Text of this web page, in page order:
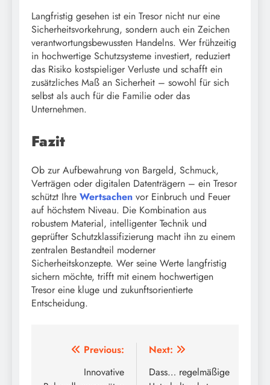
Langfristig gesehen ist ein Tresor nicht nur eine
Sicherheitsvorkehrung, sondern auch ein Zeichen
verantwortungsbewussten Handelns. Wer frühzeitig
in hochwertige Schutzsysteme investiert, reduziert
das Risiko kostspieliger Verluste und schafft ein
zusätzliches Maß an Sicherheit – sowohl für sich
selbst als auch für die Familie oder das
Unternehmen.
Fazit
Ob zur Aufbewahrung von Bargeld, Schmuck,
Verträgen oder digitalen Datenträgern – ein Tresor
schützt Ihre Wertsachen vor Einbruch und Feuer
auf höchstem Niveau. Die Kombination aus
robustem Material, intelligenter Technik und
geprüfter Schutzklassifizierung macht ihn zu einem
zentralen Bestandteil moderner
Sicherheitskonzepte. Wer seine Werte langfristig
sichern möchte, trifft mit einem hochwertigen
Tresor eine kluge und zukunftsorientierte
Entscheidung.
navigation
Previous:
Innovative
Next:
Dass… regelmäßige